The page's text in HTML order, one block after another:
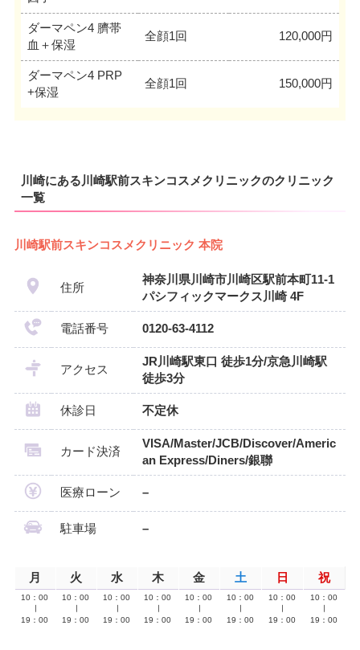
ダーマペン4 臍帯
血＋保湿
全顔1回 120,000円
ダーマペン4 PRP
+保湿
全顔1回 150,000円
川崎にある川崎駅前スキンコスメクリニックのクリニック
一覧
川崎駅前スキンコスメクリニック 本院
住所
神奈川県川崎市川崎区駅前本町11-1
パシフィックマークス川崎 4F
電話番号 0120-63-4112
アクセス
JR川崎駅東口 徒歩1分/京急川崎駅
徒歩3分
休診日 不定休
カード決済
VISA/Master/JCB/Discover/Americ
an Express/Diners/銀聯
医療ローン –
駐車場 –
月 火 水 木 金 土 日 祝
10：00
19：00
10：00
19：00
10：00
19：00
10：00
19：00
10：00
19：00
10：00
19：00
10：00
19：00
10：00
19：00